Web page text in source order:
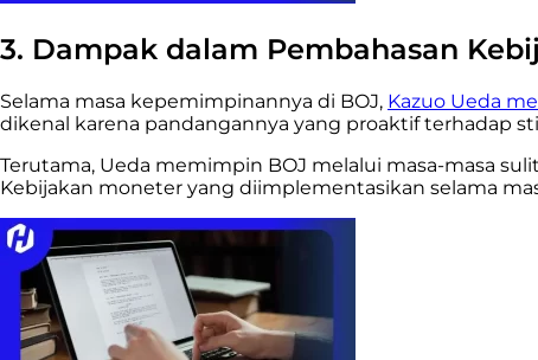
3. Dampak dalam Pembahasan
Selama masa kepemimpinannya di BOJ, Kazuo Ueda
dikenal karena pandangannya yang proaktif terhadap
Terutama, Ueda memimpin BOJ melalui masa-masa
Kebijakan moneter yang diimplementasikan selama